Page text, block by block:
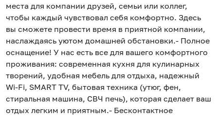
места для компании друзей, семьи или коллег,
чтобы каждый чувствовал себя комфортно. Здесь
вы сможете провести время в приятной компании,
наслаждаясь уютом домашней обстановки.- Полное
оснащение! У нас есть все для вашего комфортного
проживания: современная кухня для кулинарных
творений, удобная мебель для отдыха, надежный
Wi-Fi, SMART TV, бытовая техника (утюг, фен,
стиральная машина, СВЧ печь), которая сделает ваш
отдых легким и приятным.- Бесконтактное